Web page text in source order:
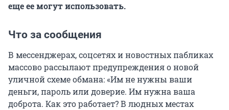
еще ее могут использовать.
Что за сообщения
В мессенджерах, соцсетях и новостных пабликах
массово рассылают предупреждения о новой
уличной схеме обмана: «Им не нужны ваши
деньги, пароль или доверие. Им нужна ваша
доброта. Как это работает? В людных местах